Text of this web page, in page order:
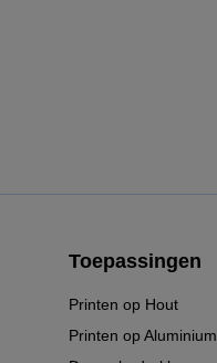
Toepassingen
Printen op Hout
Printen op Aluminium